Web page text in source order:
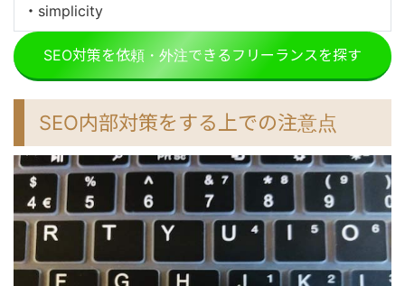
・simplicity
SEO対策を依頼・外注できるフリーランスを探す
SEO内部対策をする上での注意点